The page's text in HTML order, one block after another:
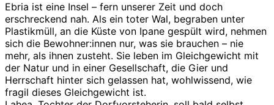
Ebria ist eine Insel – fern unserer Zeit und doch
erschreckend nah. Als ein toter Wal, begraben unter
Plastikmüll, an die Küste von Ipane gespült wird, nehmen
sich die Bewohner:innen nur, was sie brauchen – nie
mehr, als ihnen zusteht. Sie leben im Gleichgewicht mit
der Natur und in einer Gesellschaft, die Gier und
Herrschaft hinter sich gelassen hat, wohlwissend, wie
fragil dieses Gleichgewicht ist.